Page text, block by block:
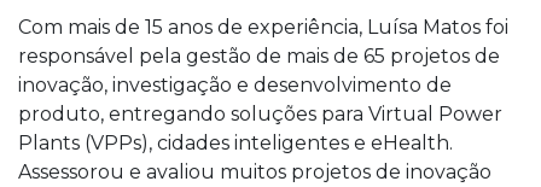
Com mais de 15 anos de experiência, Luísa Matos foi
responsável pela gestão de mais de 65 projetos de
inovação, investigação e desenvolvimento de
produto, entregando soluções para Virtual Power
Plants (VPPs), cidades inteligentes e eHealth.
Assessorou e avaliou muitos projetos de inovação